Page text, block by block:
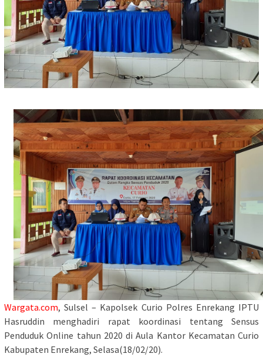
Wargata.com, Sulsel – Kapolsek Curio Polres Enrekang IPTU
Hasruddin menghadiri rapat koordinasi tentang Sensus
Penduduk Online tahun 2020 di Aula Kantor Kecamatan Curio
Kabupaten Enrekang, Selasa(18/02/20).